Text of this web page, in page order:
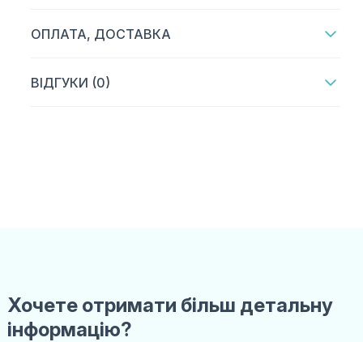
ОПЛАТА, ДОСТАВКА
ВІДГУКИ (0)
Хочете отримати більш детальну
інформацію?